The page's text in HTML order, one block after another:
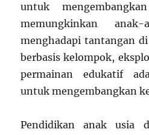
untuk
memungkinkan
menghadapi tantangan
berbasis kelompok,
permainan edukatif
untuk mengembangkan
Pendidikan anak usia